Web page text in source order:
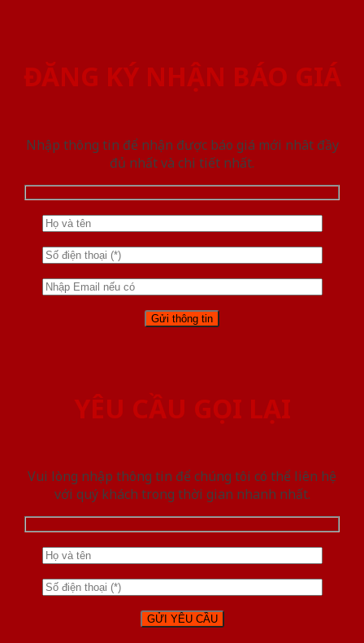
ĐĂNG KÝ NHẬN BÁO GIÁ
Nhập thông tin để nhận được báo giá mới nhât đầy
đủ nhất và chi tiết nhất.
YÊU CẦU GỌI LẠI
Vui lòng nhập thông tin để chúng tôi có thể liên hệ
với quý khách trong thời gian nhanh nhất.